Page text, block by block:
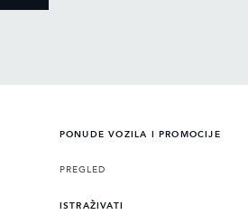
PONUDE VOZILA I PROMOCIJE
PREGLED
ISTRAŽIVATI